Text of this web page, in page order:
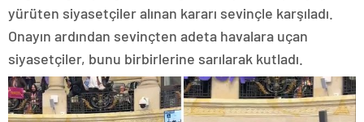
yürüten siyasetçiler alınan kararı sevinçle karşıladı.
Onayın ardından sevinçten adeta havalara uçan
siyasetçiler, bunu birbirlerine sarılarak kutladı.